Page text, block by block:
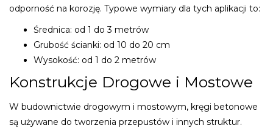
odporność na korozję. Typowe wymiary dla tych aplikacji to:
Średnica: od 1 do 3 metrów
Grubość ścianki: od 10 do 20 cm
Wysokość: od 1 do 2 metrów
Konstrukcje Drogowe i Mostowe
W budownictwie drogowym i mostowym, kręgi betonowe
są używane do tworzenia przepustów i innych struktur.